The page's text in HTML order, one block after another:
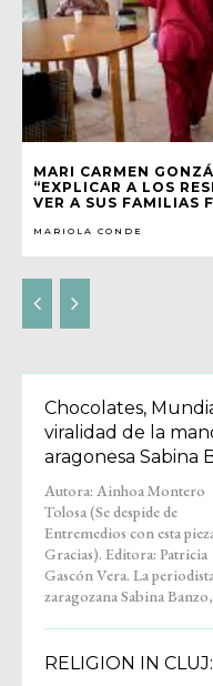
MARI CARMEN
“EXPLICAR A LOS
VER A SUS FAMILIAS
MARIOLA CONDE
Chocolates,
viralidad de la
aragonesa Sabina
Autora: Ainhoa Montero
Tolosa (Se despide de
Entremedios con esta
Gracias). Editora: Patricia
Gascón Vera. La periodista
zaragozana Sabina Banzo,
tras años como reportera de
televisión y locutora de spots
para grandes
comenzó su andadura en
RELIGION IN